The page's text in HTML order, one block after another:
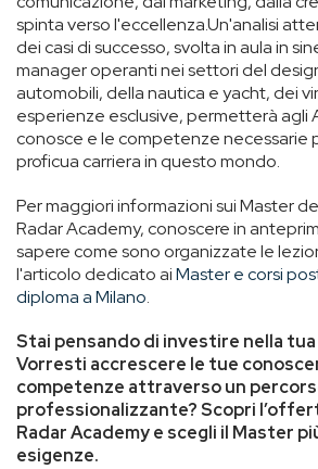
spinta verso l'eccellenza.Un'analisi
dei casi di successo, svolta in aula in
manager operanti nei settori del
automobili, della nautica e yacht, dei
esperienze esclusive, permetterà agli
conosce e le competenze necessarie
proficua carriera in questo mondo.
Per maggiori informazioni sui Master
Radar Academy, conoscere in
sapere come sono organizzate le
l'articolo dedicato aiMaster e corsi
diploma a Milano.
Stai pensando di investire nella
Vorresti accrescere le tue
competenze attraverso un
professionalizzante? Scopri
Radar Academy e scegli il Master
esigenze.